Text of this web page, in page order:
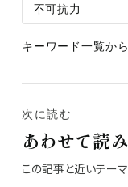
不可抗力
キーワード一覧か
次に読む
あわせて読
この記事と近いテーマ